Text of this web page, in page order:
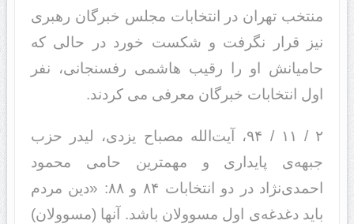
منتخب تهران در انتخابات مجلس خبرگان رهبری
نیز قرار نگرفت و شکست خورد در حالی که
حامیانش او را رقیب هاشمی رفسنجانی، نفر
اول انتخابات خبرگان معرفی می کردند.
۲ / ۱۱ / ۹۴، آیت‌الله مصباح یزدی، لیدر حزب
جبهه‌ی پایداری و مهمترین حامی محمود
احمدی‌نژاد در دو انتخابات ۸۴ و ۸۸: «دین مردم
باید دغدغه‌ی اول مسوولان باشد. آنها (مسوولان)